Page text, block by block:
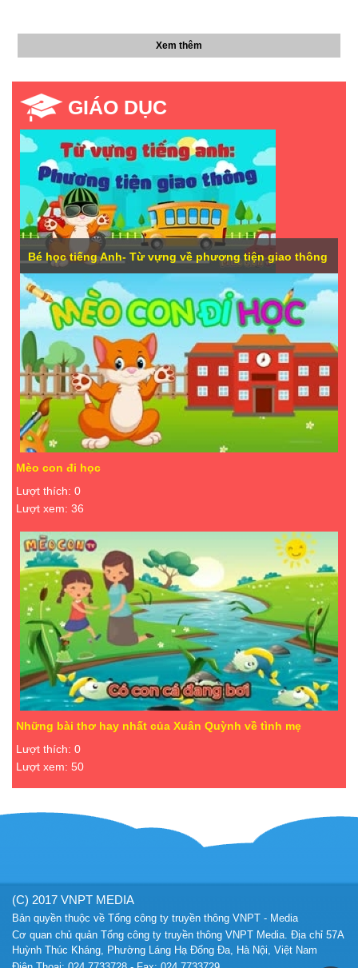
Xem thêm
GIÁO DỤC
Bé học tiếng Anh- Từ vựng về phương tiện giao thông
Mèo con đi học
Lượt thích: 0
Lượt xem: 36
Những bài thơ hay nhất của Xuân Quỳnh về tình mẹ
Lượt thích: 0
Lượt xem: 50
(C) 2017 VNPT MEDIA
Bản quyền thuộc về Tổng công ty truyền thông VNPT - Media
Cơ quan chủ quản Tổng công ty truyền thông VNPT Media. Địa chỉ 57A
Huỳnh Thúc Kháng, Phường Láng Hạ Đống Đa, Hà Nội, Việt Nam